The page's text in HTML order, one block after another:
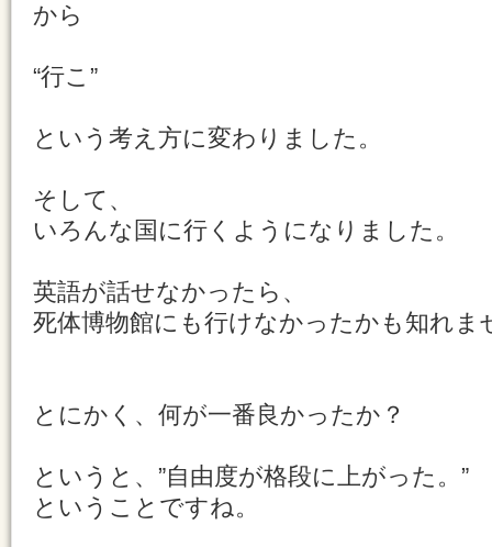
から
“行こ”
という考え方に変わりました。
そして、
いろんな国に行くようになりました。
英語が話せなかったら、
死体博物館にも行けなかったかも知れま
とにかく、何が一番良かったか？
というと、”自由度が格段に上がった。”
ということですね。